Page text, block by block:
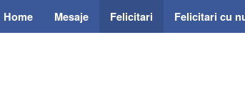
Home Mesaje Felicitari Felicitari cu